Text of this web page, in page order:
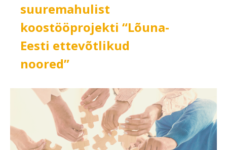
suuremahulist
koostööprojekti “Lõuna-
Eesti ettevõtlikud
noored”